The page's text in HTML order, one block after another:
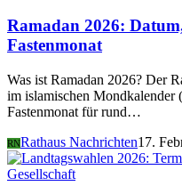
Ramadan 2026:
Fastenmonat
Was ist Ramadan 2026? Der
im islamischen Mondkalender
Fastenmonat für rund…
RNRathaus Nachrichten17.
Gesellschaft